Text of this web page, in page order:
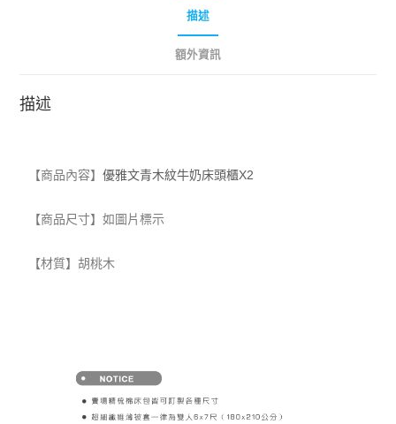
描述
額外資訊
描述
【商品內容】優雅文青木紋牛奶床頭櫃X2
【商品尺寸】如圖片標示
【材質】胡桃木